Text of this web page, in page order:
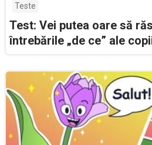
Teste
Test: Vei putea oare să
întrebările „de ce” ale